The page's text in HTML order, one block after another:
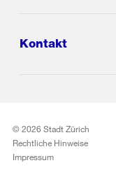
Kontakt
© 2026 Stadt Zürich
Rechtliche Hinweise
Impressum